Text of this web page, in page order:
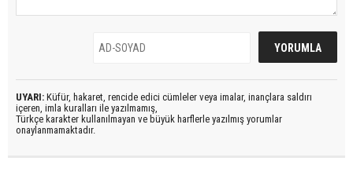
UYARI: Küfür, hakaret, rencide edici cümleler veya imalar, inançlara saldırı
içeren, imla kuralları ile yazılmamış,
Türkçe karakter kullanılmayan ve büyük harflerle yazılmış yorumlar
onaylanmamaktadır.